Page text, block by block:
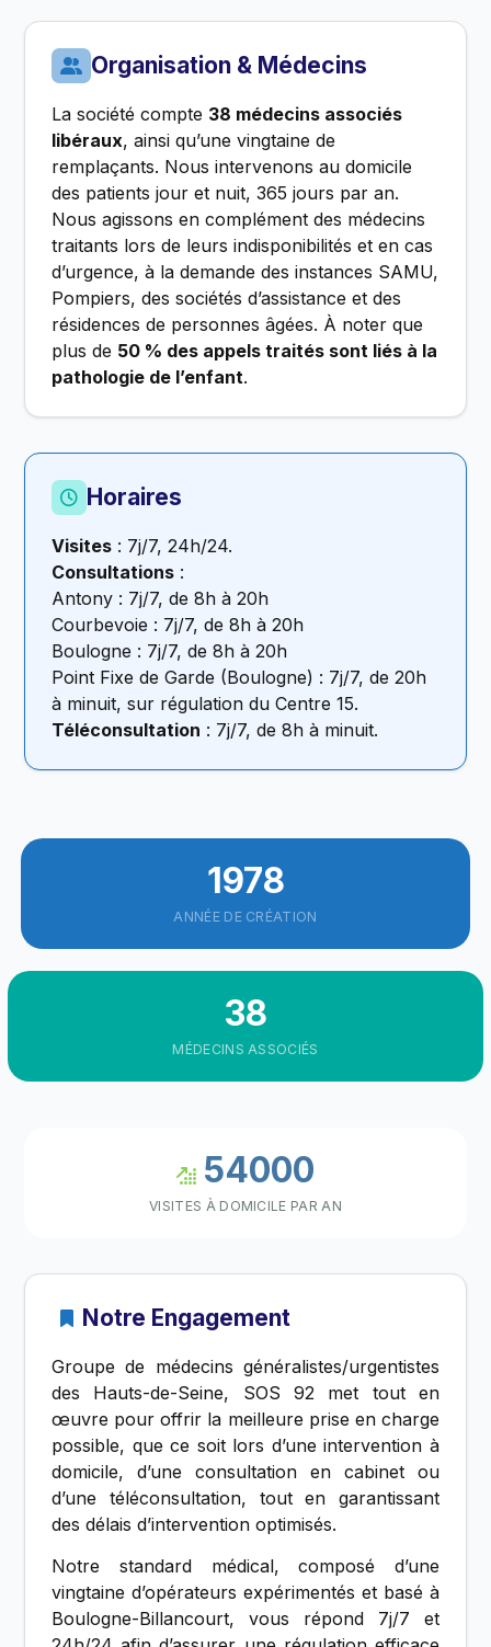
Organisation & Médecins
La société compte 38 médecins associés
libéraux, ainsi qu’une vingtaine de
remplaçants. Nous intervenons au domicile
des patients jour et nuit, 365 jours par an.
Nous agissons en complément des médecins
traitants lors de leurs indisponibilités et en cas
d’urgence, à la demande des instances SAMU,
Pompiers, des sociétés d’assistance et des
résidences de personnes âgées. À noter que
plus de 50 % des appels traités sont liés à la
pathologie de l’enfant.
Horaires
Visites : 7j/7, 24h/24.
Consultations :
Antony : 7j/7, de 8h à 20h
Courbevoie : 7j/7, de 8h à 20h
Boulogne : 7j/7, de 8h à 20h
Point Fixe de Garde (Boulogne) : 7j/7, de 20h
à minuit, sur régulation du Centre 15.
Téléconsultation : 7j/7, de 8h à minuit.
1978
ANNÉE DE CRÉATION
38
MÉDECINS ASSOCIÉS
54000
VISITES À DOMICILE PAR AN
Notre Engagement
Groupe de médecins généralistes/urgentistes
des Hauts-de-Seine, SOS 92 met tout en
œuvre pour offrir la meilleure prise en charge
possible, que ce soit lors d’une intervention à
domicile, d’une consultation en cabinet ou
d’une téléconsultation, tout en garantissant
des délais d’intervention optimisés.
Notre standard médical, composé d’une
vingtaine d’opérateurs expérimentés et basé à
Boulogne-Billancourt, vous répond 7j/7 et